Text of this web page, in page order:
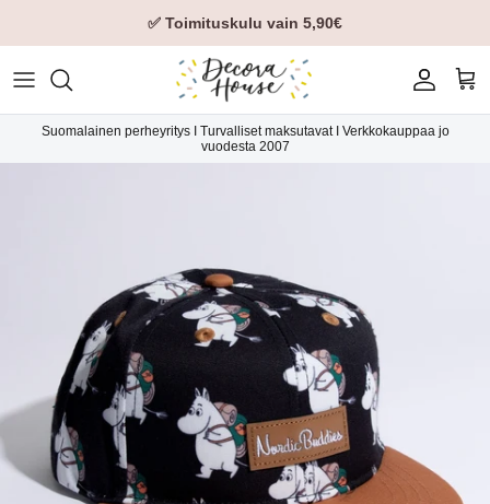
✅ Toimituskulu vain 5,90€
Tili
Suomalainen perheyritys I Turvalliset maksutavat I Verkkokauppaa jo
vuodesta 2007